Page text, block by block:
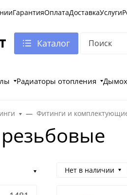
ГарантияОплатаДоставкаУслуги
Каталог
Радиаторы отопления
Фитинги и
Нет в наличии